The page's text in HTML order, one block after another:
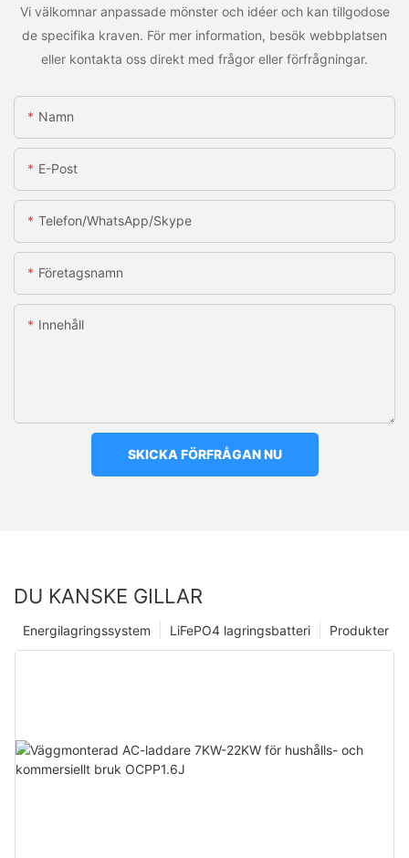
Vi välkomnar anpassade mönster och idéer och kan tillgodose
de specifika kraven. För mer information, besök webbplatsen
eller kontakta oss direkt med frågor eller förfrågningar.
Namn
E-Post
Telefon/WhatsApp/Skype
Företagsnamn
Innehåll
SKICKA FÖRFRÅGAN NU
DU KANSKE GILLAR
Produkter
LiFePO4 lagringsbatteri
Energilagringssystem